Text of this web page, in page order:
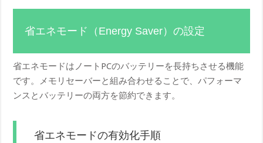
省エネモード（Energy Saver）の設定
省エネモードはノートPCのバッテリーを長持ちさせる機能
です。メモリセーバーと組み合わせることで、パフォーマ
ンスとバッテリーの両方を節約できます。
省エネモードの有効化手順